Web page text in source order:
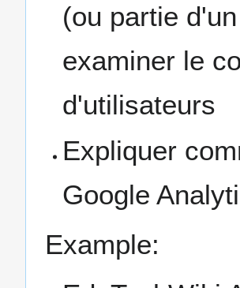
(ou partie
examiner le
d'utilisateurs
Expliquer
Google
Example: